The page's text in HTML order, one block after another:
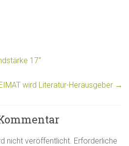
17“
wird Literatur-Herausgeber →
nicht veröffentlicht. Erforderliche